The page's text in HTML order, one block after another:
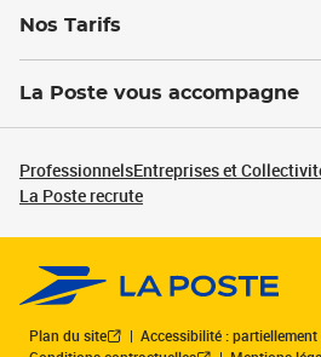
Nos Tarifs
La Poste vous accompagne
ProfessionnelsEntreprises et
La Poste recrute
Plan du site
Accessibilité :